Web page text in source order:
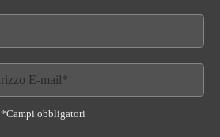
*Campi obbligatori